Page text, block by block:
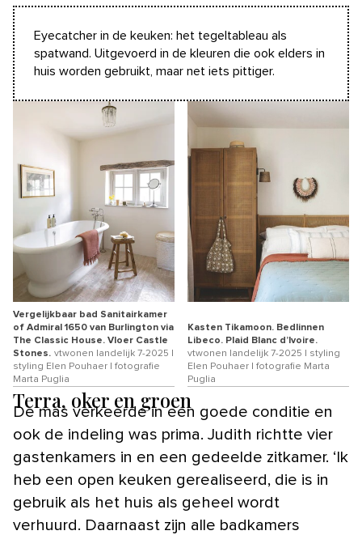
Eyecatcher in de keuken: het tegeltableau als
spatwand. Uitgevoerd in de kleuren die ook elders in
huis worden gebruikt, maar net iets pittiger.
Vergelijkbaar bad Sanitairkamer
of Admiral 1650 van Burlington via
The Classic House. Vloer Castle
Stones. vtwonen landelijk 7-2025 |
styling Elen Pouhaer | fotografie
Marta Puglia
Kasten Tikamoon. Bedlinnen
Libeco. Plaid Blanc d’Ivoire.
vtwonen landelijk 7-2025 | styling
Elen Pouhaer | fotografie Marta
Puglia
Terra, oker en groen
De mas verkeerde in een goede conditie en
ook de indeling was prima. Judith richtte vier
gastenkamers in en een gedeelde zitkamer. ‘Ik
heb een open keuken gerealiseerd, die is in
gebruik als het huis als geheel wordt
verhuurd. Daarnaast zijn alle badkamers